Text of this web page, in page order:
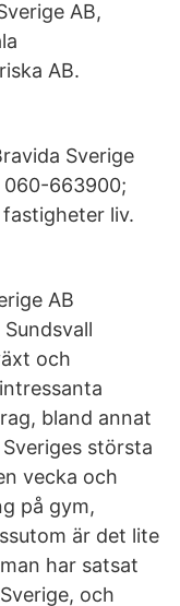
AB,
AB.
Sverige
060-663900;
liv.
AB
och
bland annat
största
vecka och
på gym,
är det lite
har satsat
och